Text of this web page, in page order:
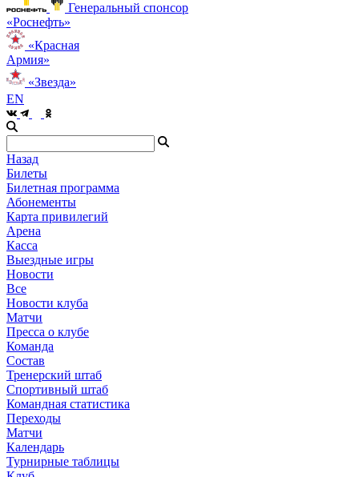
Генеральный спонсор
«Роснефть»
«Красная
Армия»
«Звезда»
EN
Назад
Билеты
Билетная программа
Абонементы
Карта привилегий
Арена
Касса
Выездные игры
Новости
Все
Новости клуба
Матчи
Пресса о клубе
Команда
Состав
Тренерский штаб
Спортивный штаб
Командная статистика
Переходы
Матчи
Календарь
Турнирные таблицы